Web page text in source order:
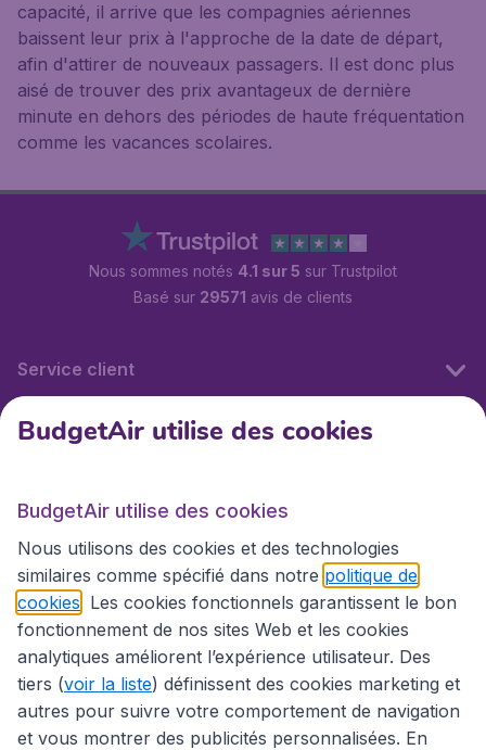
capacité, il arrive que les compagnies aériennes
baissent leur prix à l'approche de la date de départ,
afin d'attirer de nouveaux passagers. Il est donc plus
aisé de trouver des prix avantageux de dernière
minute en dehors des périodes de haute fréquentation
comme les vacances scolaires.
Nous sommes notés 4.1 sur 5 sur Trustpilot
Basé sur 29571 avis de clients
Service client
BudgetAir.fr
Sites internationaux
BudgetAir utilise des cookies
BudgetAir utilise des cookies
Nous utilisons des cookies et des technologies
similaires comme spécifié dans notre politique de
cookies . Les cookies fonctionnels garantissent le bon
fonctionnement de nos sites Web et les cookies
analytiques améliorent l’expérience utilisateur. Des
tiers (voir la liste) définissent des cookies marketing et
autres pour suivre votre comportement de navigation
et vous montrer des publicités personnalisées. En